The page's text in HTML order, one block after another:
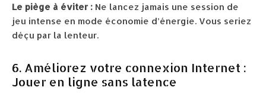
Le piège à éviter : Ne lancez jamais une session de
jeu intense en mode économie d’énergie. Vous seriez
déçu par la lenteur.
6. Améliorez votre connexion Internet :
Jouer en ligne sans latence